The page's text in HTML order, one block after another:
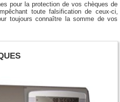
pour la protection de vos chèques de
toute falsification de ceux-ci,
toujours connaître la somme de vos